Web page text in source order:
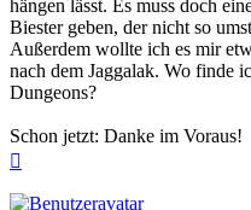
hängen lässt. Es muss doch
Biester geben, der nicht so
Außerdem wollte ich es mir
nach dem Jaggalak. Wo finde
Dungeons?
Schon jetzt: Danke im Voraus!